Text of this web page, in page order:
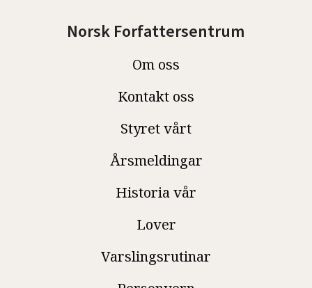
Norsk Forfattersentrum
Om oss
Kontakt oss
Styret vårt
Årsmeldingar
Historia vår
Lover
Varslingsrutinar